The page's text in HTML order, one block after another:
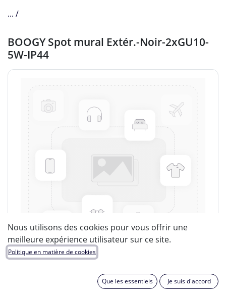
... /
BOOGY Spot mural Extér.-Noir-2xGU10-
5W-IP44
Nous utilisons des cookies pour vous offrir une
meilleure expérience utilisateur sur ce site.
Politique en matière de cookies
Que les essentiels Je suis d'accord